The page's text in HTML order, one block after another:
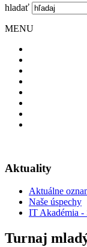
hladať
MENU
Aktuality
Aktuálne
Naše úspechy
IT Akadémia
Turnaj